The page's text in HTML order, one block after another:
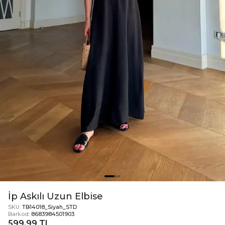
İp Askılı Uzun Elbise
SKU: TB14018_Siyah_STD
Barkod: 8683984501903